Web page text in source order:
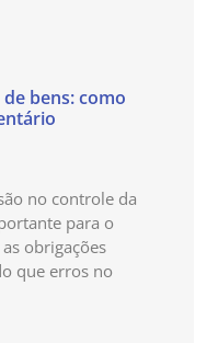
bens: como
no controle da
para o
obrigações
que erros no